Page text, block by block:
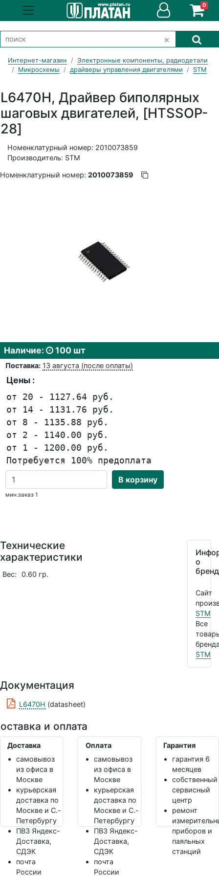
0
Интернет-магазин
Электронные компоненты, радиодетали
Микросхемы
драйверы управления двигателями STM
L6470H, Драйвер биполярных
шаговых двигателей, [HTSSOP-
28]
Номенклатурный номер: 2010073859
Производитель: STM
Номенклатурный номер: 2010073859
Наличие: 100 шт
Поставка: 13 августа (после оплаты)
Цены :
от 20 - 1127.64 руб.
от 14 - 1131.76 руб.
от 8 - 1135.88 руб.
от 2 - 1140.00 руб.
от 1 - 1200.00 руб.
Потребуется 100% предоплата
В корзину
мин.заказ 1
Технические
характеристики
Вес: 0.60 гр.
о
Сайт
STM
Все
STM
Документация
L6470H (datasheet)
и оплата
Доставка
самовывоз
из офиса в
Москве
курьерская
доставка по
Москве и С.-
Петербургу
ПВЗ Яндекс-
Доставка,
СДЭК
почта
России
Оплата
самовывоз
из офиса в
Москве
курьерская
доставка по
Москве и С.-
Петербургу
ПВЗ Яндекс-
Доставка,
СДЭК
почта
России
Гарантия
гарантия 6
месяцев
собственный
сервисный
центр
ремонт
приборов и
паяльных
станций